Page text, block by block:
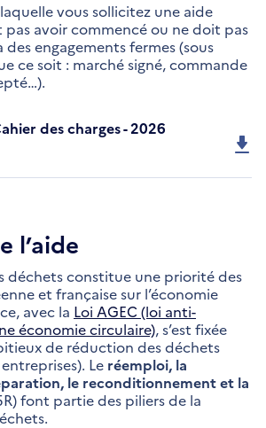
vous sollicitez une aide
avoir commencé ou ne doit pas
engagements fermes (sous
ce soit : marché signé, commande
des charges - 2026
l’aide
déchets constitue une priorité des
et française sur l’économie
avec la Loi AGEC (loi anti-
économie circulaire), s’est fixée
de réduction des déchets
Le réemploi, la
le reconditionnement et la
font partie des piliers de la